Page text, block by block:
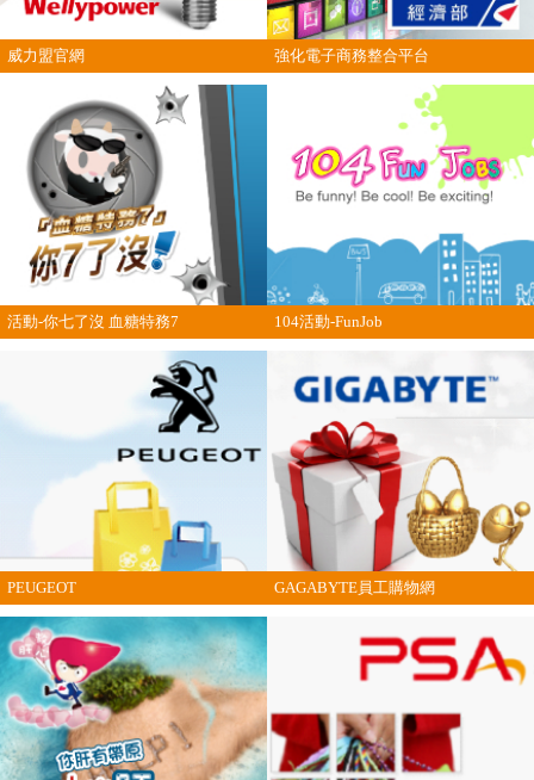
威力盟官網 強化電子商務整合平台
活動-你七了沒 血糖特務7 104活動-FunJob
PEUGEOT GAGABYTE員工購物網